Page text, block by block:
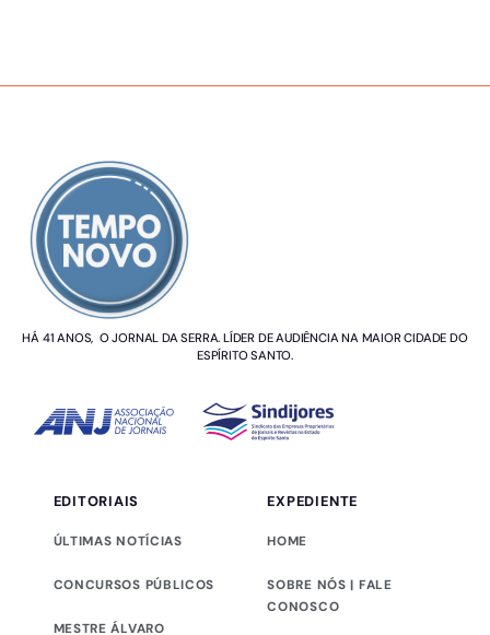
HÁ 41 ANOS, O JORNAL DA SERRA. LÍDER DE AUDIÊNCIA NA MAIOR CIDADE DO
ESPÍRITO SANTO.
EDITORIAIS
ÚLTIMAS NOTÍCIAS
CONCURSOS PÚBLICOS
MESTRE ÁLVARO
EXPEDIENTE
HOME
SOBRE NÓS | FALE
CONOSCO